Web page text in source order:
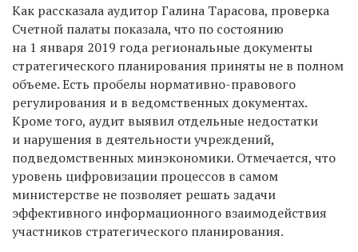
Как рассказала аудитор Галина Тарасова, проверка
Счетной палаты показала, что по состоянию
на 1 января 2019 года региональные документы
стратегического планирования приняты не в полном
объеме. Есть пробелы нормативно-правового
регулирования и в ведомственных документах.
Кроме того, аудит выявил отдельные недостатки
и нарушения в деятельности учреждений,
подведомственных минэкономики. Отмечается, что
уровень цифровизации процессов в самом
министерстве не позволяет решать задачи
эффективного информационного взаимодействия
участников стратегического планирования.